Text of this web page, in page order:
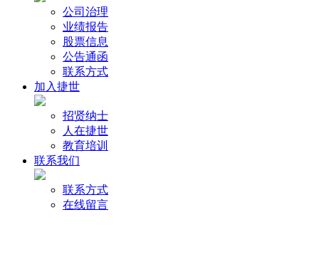
公司治理
业绩报告
股票信息
公告通函
联系方式
加入捷世
招贤纳士
人在捷世
教育培训
联系我们
联系方式
在线留言